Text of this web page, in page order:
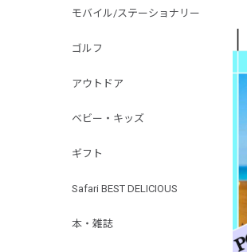
モバイル/ステーショナリー
ゴルフ
アウトドア
ベビー・キッズ
ギフト
Safari BEST DELICIOUS
本・雑誌